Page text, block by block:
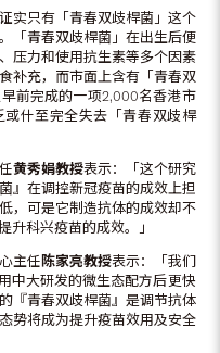
实只有「青春双歧桿菌」这个
「青春双歧桿菌」在出生后便
压力和使用抗生素等多个因素
补充，而市面上含有「青春双
前完成的一项2,000名香港市
或什至完全失去「青春双歧桿
黄秀娟教授表示：「这个研究
』在调控新冠疫苗的成效上担
，可是它制造抗体的成效却不
升科兴疫苗的成效。」
主任 陈家亮教授表示：「我们
中大研发的微生态配方后更快
『青春双歧桿菌』是调节抗体
势将成为提升疫苗效用及安全